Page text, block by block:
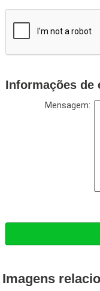
Informações de
Mensagem:
Imagens